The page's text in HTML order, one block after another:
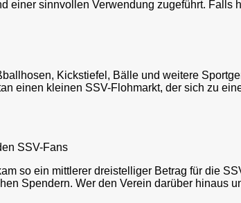
sinnvollen Verwendung zugeführt. Falls
Kickstiefel, Bälle und weitere
einen kleinen SSV-Flohmarkt, der sich zu
SSV-Fans
so ein mittlerer dreistelliger Betrag für die
Spendern. Wer den Verein darüber hinaus